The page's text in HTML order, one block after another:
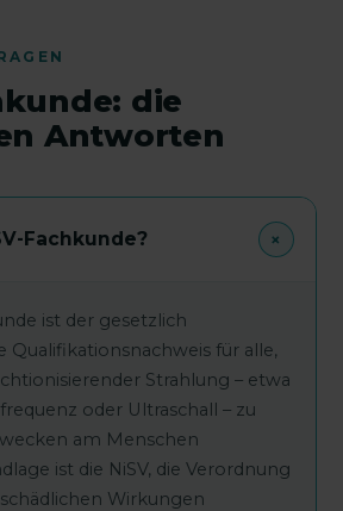
die
Antworten
Fachkunde? +
ist der gesetzlich
Qualifikationsnachweis für alle,
Strahlung – etwa
oder Ultraschall – zu
am Menschen
ist die NiSV, die Verordnung
Wirkungen